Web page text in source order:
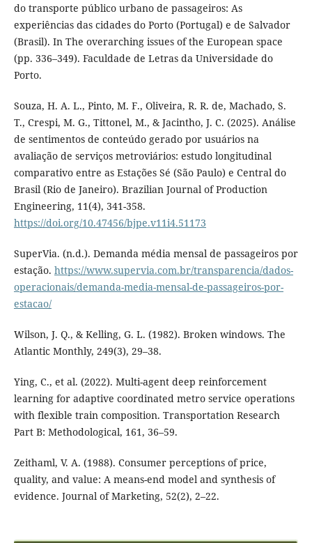
do transporte público urbano de passageiros: As
experiências das cidades do Porto (Portugal) e de Salvador
(Brasil). In The overarching issues of the European space
(pp. 336–349). Faculdade de Letras da Universidade do
Porto.
Souza, H. A. L., Pinto, M. F., Oliveira, R. R. de, Machado, S.
T., Crespi, M. G., Tittonel, M., & Jacintho, J. C. (2025). Análise
de sentimentos de conteúdo gerado por usuários na
avaliação de serviços metroviários: estudo longitudinal
comparativo entre as Estações Sé (São Paulo) e Central do
Brasil (Rio de Janeiro). Brazilian Journal of Production
Engineering, 11(4), 341-358.
https://doi.org/10.47456/bjpe.v11i4.51173
SuperVia. (n.d.). Demanda média mensal de passageiros por
estação. https://www.supervia.com.br/transparencia/dados-
operacionais/demanda-media-mensal-de-passageiros-por-
estacao/
Wilson, J. Q., & Kelling, G. L. (1982). Broken windows. The
Atlantic Monthly, 249(3), 29–38.
Ying, C., et al. (2022). Multi-agent deep reinforcement
learning for adaptive coordinated metro service operations
with flexible train composition. Transportation Research
Part B: Methodological, 161, 36–59.
Zeithaml, V. A. (1988). Consumer perceptions of price,
quality, and value: A means-end model and synthesis of
evidence. Journal of Marketing, 52(2), 2–22.